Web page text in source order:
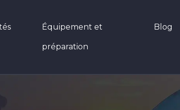
Équipement et
préparation
Blog